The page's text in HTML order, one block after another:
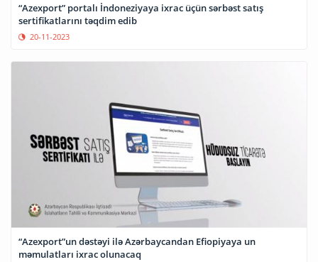
“Azexport” portalı İndoneziyaya ixrac üçün sərbəst satış
sertifikatlarını təqdim edib
20-11-2023
“Azexport”un dəstəyi ilə Azərbaycandan Efiopiyaya un
məmulatları ixrac olunacaq